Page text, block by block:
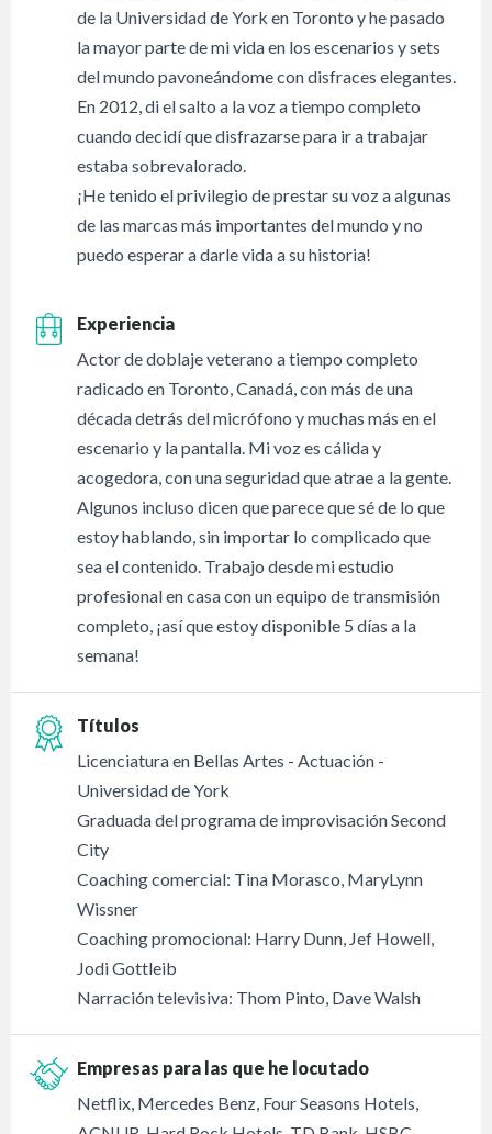
de la Universidad de York en Toronto y he pasado
la mayor parte de mi vida en los escenarios y sets
del mundo pavoneándome con disfraces elegantes.
En 2012, di el salto a la voz a tiempo completo
cuando decidí que disfrazarse para ir a trabajar
estaba sobrevalorado.
¡He tenido el privilegio de prestar su voz a algunas
de las marcas más importantes del mundo y no
puedo esperar a darle vida a su historia!
Experiencia
Actor de doblaje veterano a tiempo completo
radicado en Toronto, Canadá, con más de una
década detrás del micrófono y muchas más en el
escenario y la pantalla. Mi voz es cálida y
acogedora, con una seguridad que atrae a la gente.
Algunos incluso dicen que parece que sé de lo que
estoy hablando, sin importar lo complicado que
sea el contenido. Trabajo desde mi estudio
profesional en casa con un equipo de transmisión
completo, ¡así que estoy disponible 5 días a la
semana!
Títulos
Licenciatura en Bellas Artes - Actuación -
Universidad de York
Graduada del programa de improvisación Second
City
Coaching comercial: Tina Morasco, MaryLynn
Wissner
Coaching promocional: Harry Dunn, Jef Howell,
Jodi Gottleib
Narración televisiva: Thom Pinto, Dave Walsh
Empresas para las que he locutado
Netflix, Mercedes Benz, Four Seasons Hotels,